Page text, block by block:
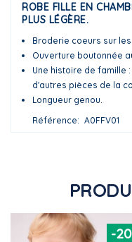
ROBE FILLE EN
PLUS LÉGÈRE.
Broderie coeurs sur les
Ouverture boutonnée
Une histoire de famille
d'autres pièces de la
Longueur genou.
Référence
A0FFV01
-